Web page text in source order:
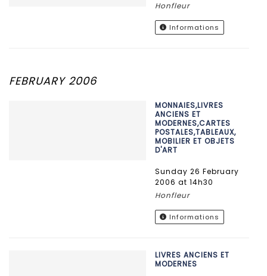
Honfleur
Informations
FEBRUARY 2006
MONNAIES,LIVRES
ANCIENS ET
MODERNES,CARTES
POSTALES,TABLEAUX,
MOBILIER ET OBJETS
D'ART
Sunday 26 February
2006 at 14h30
Honfleur
Informations
LIVRES ANCIENS ET
MODERNES